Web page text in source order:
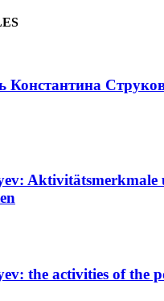
Aktivitätsmerkmale
the activities of the